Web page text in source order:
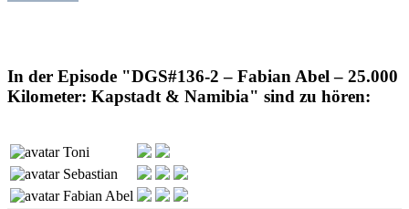
In der Episode "DGS#136-2 – Fabian Abel – 25.000
Kilometer: Kapstadt & Namibia" sind zu hören:
Toni
Sebastian
Fabian Abel